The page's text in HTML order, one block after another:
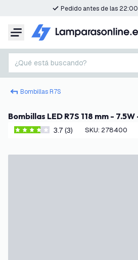
Pedido antes de las 22:00
Menú
¿Qué está buscando?
Bombillas R7S
Bombillas LED R7S 118 mm -
3.7 estrellas de puntuación
3.7 (3) SKU: 278400